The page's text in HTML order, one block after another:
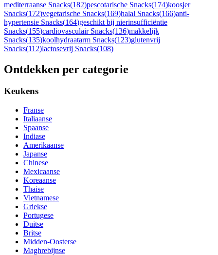
mediterraanse Snacks(182)pescotarische Snacks(174)koosjer
Snacks(172)vegetarische Snacks(169)halal Snacks(166)anti-
hypertensie Snacks(164)geschikt bij nierinsufficiëntie
Snacks(155)cardiovasculair Snacks(136)makkelijk
Snacks(135)koolhydraatarm Snacks(123)glutenvrij
Snacks(112)lactosevrij Snacks(108)
Ontdekken per categorie
Keukens
Franse
Italiaanse
Spaanse
Indiase
Amerikaanse
Japanse
Chinese
Mexicaanse
Koreaanse
Thaise
Vietnamese
Griekse
Portugese
Duitse
Britse
Midden-Oosterse
Maghrebijnse